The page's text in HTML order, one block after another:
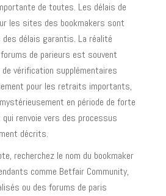
de toutes. Les délais de
les sites des bookmakers sont
des délais garantis. La réalité
de parieurs est souvent
vérification supplémentaires
pour les retraits importants,
en période de forte
renvoie vers des processus
décrits.
recherchez le nom du bookmaker
comme Betfair Community,
ou des forums de paris